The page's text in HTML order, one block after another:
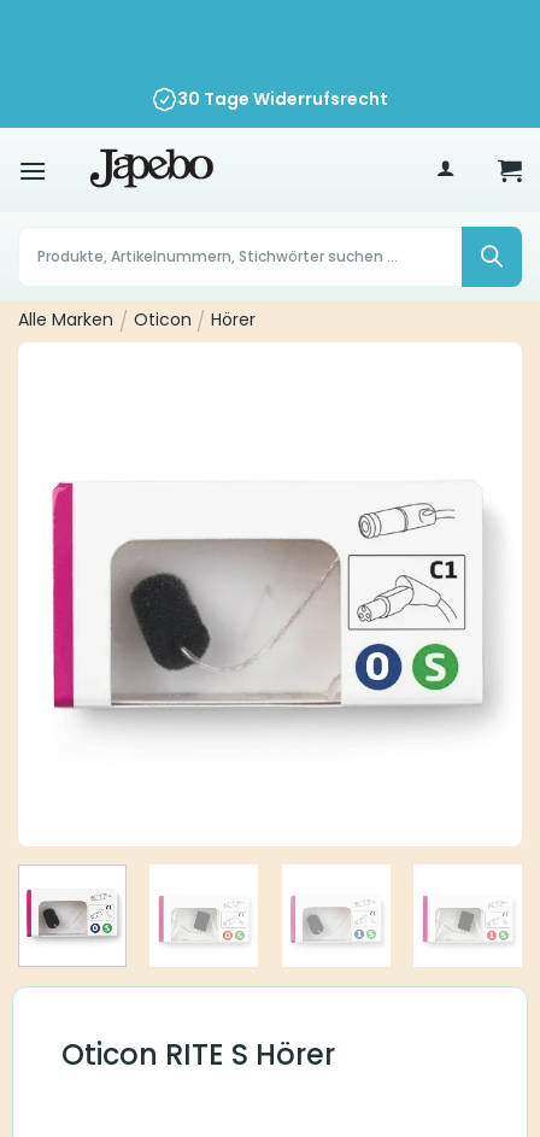
70
30 Tage Widerrufsrecht
Products
search
Alle Marken / Oticon / Hörer
Oticon RITE S Hörer